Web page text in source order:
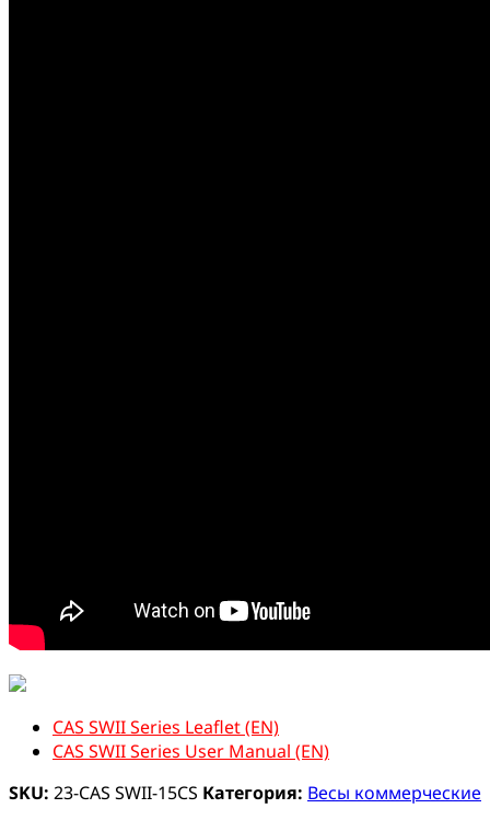
CAS SWII Series Leaflet (EN)
CAS SWII Series User Manual (EN)
SKU: 23-CAS SWII-15CS Категория: Весы коммерческие